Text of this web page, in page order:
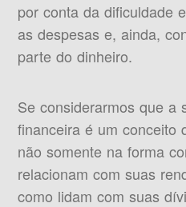
por conta da dificuldade
as despesas e, ainda,
parte do dinheiro.
Se considerarmos que a
financeira é um conceito
não somente na forma
relacionam com suas
como lidam com suas